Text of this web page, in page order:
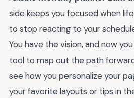
side keeps you focused when
to stop reacting to your
You have the vision, and now
tool to map out the path
see how you personalize your
your favorite layouts or tips in